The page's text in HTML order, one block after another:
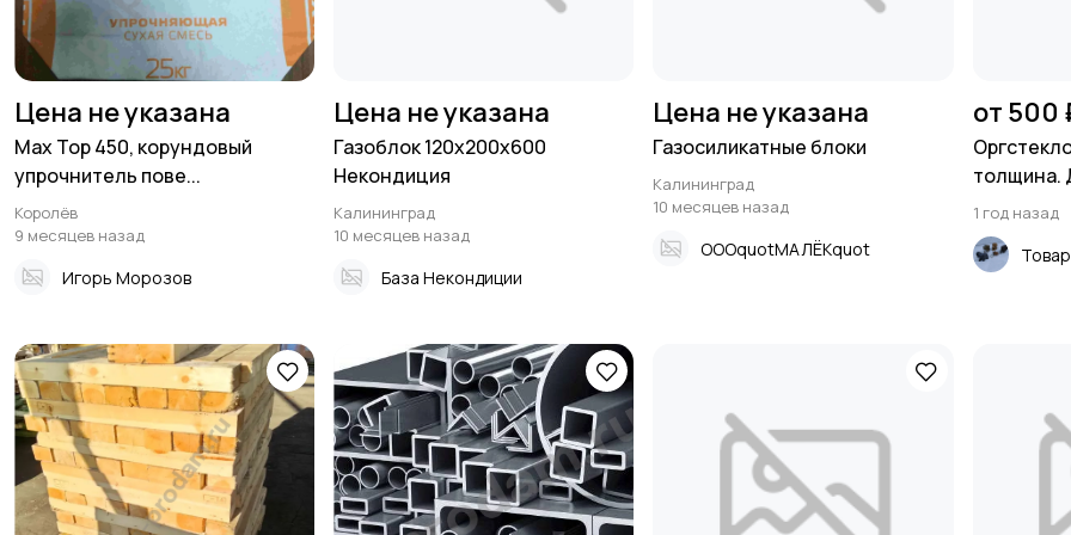
Цена не указана
Max Top 450, корундовый
упрочнитель пове...
Королёв
9 месяцев назад
Игорь Морозов
Цена не указана
Газоблок 120x200x600
Некондиция
Калининград
10 месяцев назад
База Некондиции
Цена не указана
Газосиликатные блоки
Калининград
10 месяцев назад
ОООquotМАЛЁКquot
от 500
толщина.
1 год назад